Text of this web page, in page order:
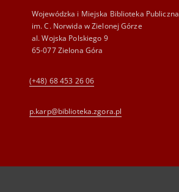
Wojewódzka i Miejska Biblioteka Publiczna
im. C. Norwida w Zielonej Górze
al. Wojska Polskiego 9
65-077 Zielona Góra
(+48) 68 453 26 06
p.karp@biblioteka.zgora.pl